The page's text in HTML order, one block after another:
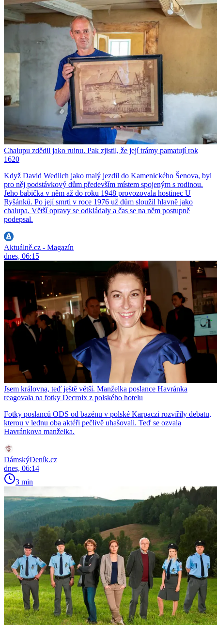
Chalupu zdědil jako ruinu. Pak zjistil, že její trámy pamatují rok
1620
Když David Wedlich jako malý jezdil do Kamenického Šenova, byl
pro něj podstávkový dům především místem spojeným s rodinou.
Jeho babička v něm až do roku 1948 provozovala hostinec U
Ryšánků. Po její smrti v roce 1976 už dům sloužil hlavně jako
chalupa. Větší opravy se odkládaly a čas se na něm postupně
podepsal.
Aktuálně.cz - Magazín
dnes, 06:15
Jsem královna, teď ještě větší. Manželka poslance Havránka
reagovala na fotky Decroix z polského hotelu
Fotky poslanců ODS od bazénu v polské Karpaczi rozvířily debatu,
kterou v lednu oba aktéři pečlivě uhašovali. Teď se ozvala
Havránkova manželka.
DámskýDeník.cz
dnes, 06:14
3 min